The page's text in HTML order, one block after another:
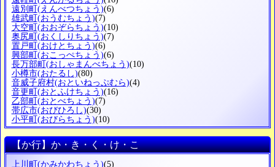
遠別町 (えんべつちょう)(6)
雄武町 (おうむちょう)(7)
大空町 (おおぞらちょう)(10)
奥尻町 (おくしりちょう)(7)
置戸町 (おけとちょう)(6)
興部町 (おこっぺちょう)(6)
長万部町 (おしゃまんべちょう)(10)
小樽市(おたるし)(80)
音威子府村(おといねっぷむら)(4)
音更町 (おとふけちょう)(16)
乙部町 (おとべちょう)(7)
帯広市(おびひろし)(30)
小平町 (おびらちょう)(10)
【か行】か・き・く・け・こ
上川町(かみかわちょう)(5)